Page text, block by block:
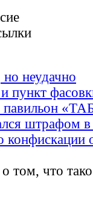
неудачно
пункт
павильон
штрафом
конфискации
том, что